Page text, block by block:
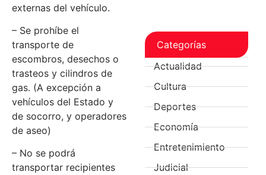
externas del vehículo.
– Se prohíbe el
transporte de
escombros, desechos o
trasteos y cilindros de
gas. (A excepción a
vehículos del Estado y
de socorro, y operadores
de aseo)
– No se podrá
transportar recipientes
Categorías
Actualidad
Cultura
Deportes
Economía
Entretenimiento
Judicial